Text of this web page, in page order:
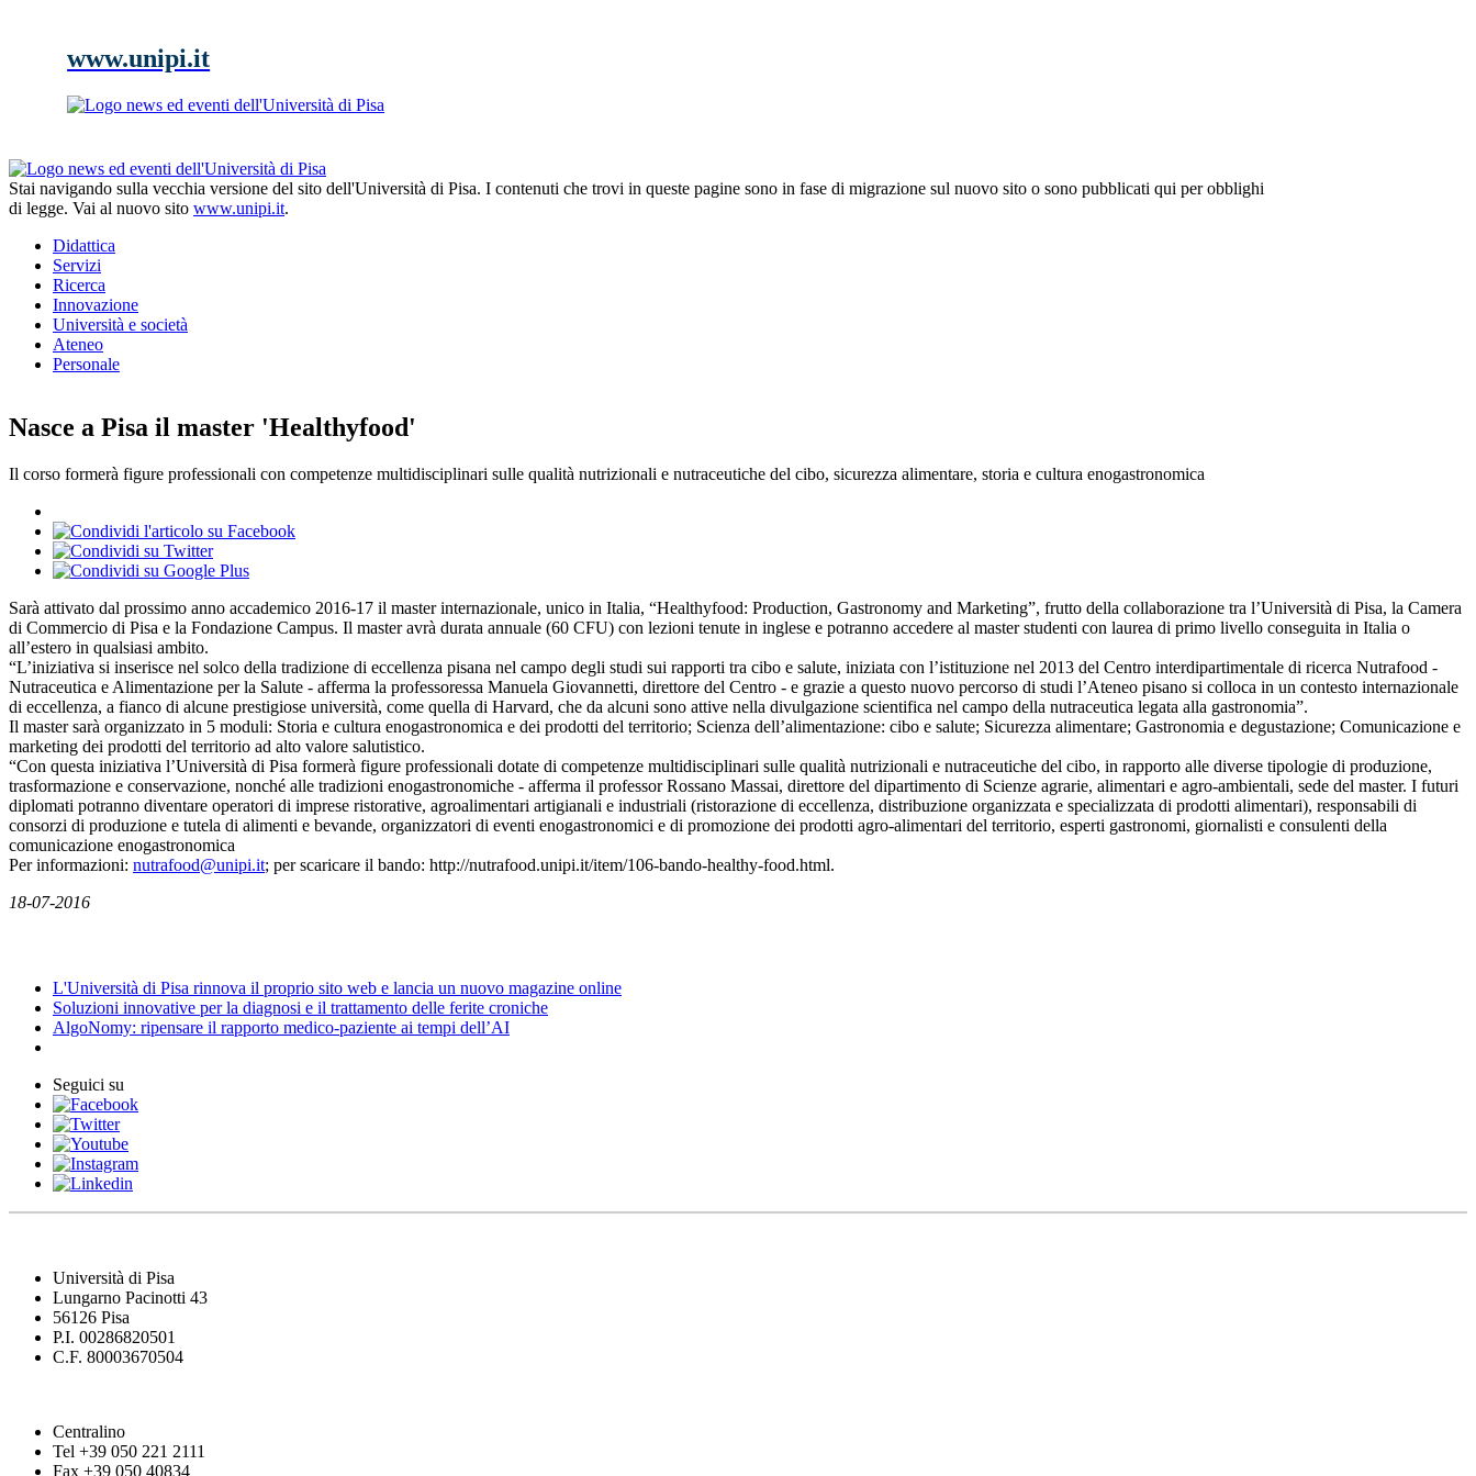
www.unipi.it
Stai navigando sulla vecchia versione del sito dell'Università di Pisa. I contenuti che trovi in queste pagine sono in fase di migrazione sul nuovo sito o sono pubblicati qui per obblighi
di legge. Vai al nuovo sito www.unipi.it.
Didattica
Servizi
Ricerca
Innovazione
Università e società
Ateneo
Personale
Nasce a Pisa il master 'Healthyfood'
Il corso formerà figure professionali con competenze multidisciplinari sulle qualità nutrizionali e nutraceutiche del cibo, sicurezza alimentare, storia e cultura enogastronomica
Sarà attivato dal prossimo anno accademico 2016-17 il master internazionale, unico in Italia, “Healthyfood: Production, Gastronomy and Marketing”, frutto della collaborazione tra l’Università di Pisa, la Camera
di Commercio di Pisa e la Fondazione Campus. Il master avrà durata annuale (60 CFU) con lezioni tenute in inglese e potranno accedere al master studenti con laurea di primo livello conseguita in Italia o
all’estero in qualsiasi ambito.
“L’iniziativa si inserisce nel solco della tradizione di eccellenza pisana nel campo degli studi sui rapporti tra cibo e salute, iniziata con l’istituzione nel 2013 del Centro interdipartimentale di ricerca Nutrafood -
Nutraceutica e Alimentazione per la Salute - afferma la professoressa Manuela Giovannetti, direttore del Centro - e grazie a questo nuovo percorso di studi l’Ateneo pisano si colloca in un contesto internazionale
di eccellenza, a fianco di alcune prestigiose università, come quella di Harvard, che da alcuni sono attive nella divulgazione scientifica nel campo della nutraceutica legata alla gastronomia”.
Il master sarà organizzato in 5 moduli: Storia e cultura enogastronomica e dei prodotti del territorio; Scienza dell’alimentazione: cibo e salute; Sicurezza alimentare; Gastronomia e degustazione; Comunicazione e
marketing dei prodotti del territorio ad alto valore salutistico.
“Con questa iniziativa l’Università di Pisa formerà figure professionali dotate di competenze multidisciplinari sulle qualità nutrizionali e nutraceutiche del cibo, in rapporto alle diverse tipologie di produzione,
trasformazione e conservazione, nonché alle tradizioni enogastronomiche - afferma il professor Rossano Massai, direttore del dipartimento di Scienze agrarie, alimentari e agro-ambientali, sede del master. I futuri
diplomati potranno diventare operatori di imprese ristorative, agroalimentari artigianali e industriali (ristorazione di eccellenza, distribuzione organizzata e specializzata di prodotti alimentari), responsabili di
consorzi di produzione e tutela di alimenti e bevande, organizzatori di eventi enogastronomici e di promozione dei prodotti agro-alimentari del territorio, esperti gastronomi, giornalisti e consulenti della
comunicazione enogastronomica
Per informazioni: nutrafood@unipi.it; per scaricare il bando: http://nutrafood.unipi.it/item/106-bando-healthy-food.html.
18-07-2016
L'Università di Pisa rinnova il proprio sito web e lancia un nuovo magazine online
Soluzioni innovative per la diagnosi e il trattamento delle ferite croniche
AlgoNomy: ripensare il rapporto medico-paziente ai tempi dell’AI
Seguici su
Università di Pisa
Lungarno Pacinotti 43
56126 Pisa
P.I. 00286820501
C.F. 80003670504
Centralino
Tel +39 050 221 2111
Fax +39 050 40834